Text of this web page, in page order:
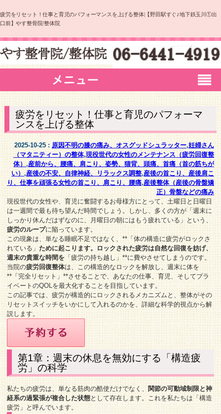
疲労をリセット！仕事と育児のパフォーマンスを上げる整体|【野田駅すぐ♪地下鉄玉川①出
口前】やす整骨院/整体院
疲労をリセット！仕事と育児のパフォーマ
ンスを上げる整体
2025-10-25 : 原因不明の膝の痛み、オスグッドシュラッター,妊婦さん
（マタニティー）の整体,現役世代の女性のメンテナンス（疲労回復整
体）,産前から、腰痛、肩こり、姿勢、猫背、頭痛、首痛（首の筋ちが
い）,産後の不安、自律神経、リラックス調整,産後の首こり、産後肩こ
り、仕事を頑張る女性の首こり、肩こり、腰痛,産後整体（産後の骨盤矯
正）骨盤などの痛み
現役世代の女性や、育児に奮闘するお母様方にとって、土曜日と日曜日
は一週間で最も待ち望んだ時間でしょう。しかし、多くの方が「週末に
しっかり休んだはずなのに、月曜日の朝にはもう疲れている」という、
疲労のループに陥っています。
この現象は、単なる睡眠不足ではなく、**「体の構造に疲労がロックさ
れている」 ために起こります。ロックされた疲労は自然な回復を妨げ、
週末の貴重な時間を「疲労の持ち越し」**に費やさせてしまうのです。
当院の疲労回復整体は、この構造的なロックを解放し、週末に体を
**「完全リセット」**させることで、あなたの仕事、育児、そしてプラ
イベートのQOLを最大化することを目指しています。
この記事では、疲労が構造的にロックされるメカニズムと、整体がその
リセットスイッチをいかにして入れるのかを、詳細な科学的視点から解
説します。
第1章：週末の休息を無効にする「構造疲
労」の科学
私たちの疲労は、単なる筋肉の酷使だけでなく、 関節の可動域制限と神
経系の過緊張が複合した状態として存在します。これを私たちは「構造
疲労」と呼んでいます。